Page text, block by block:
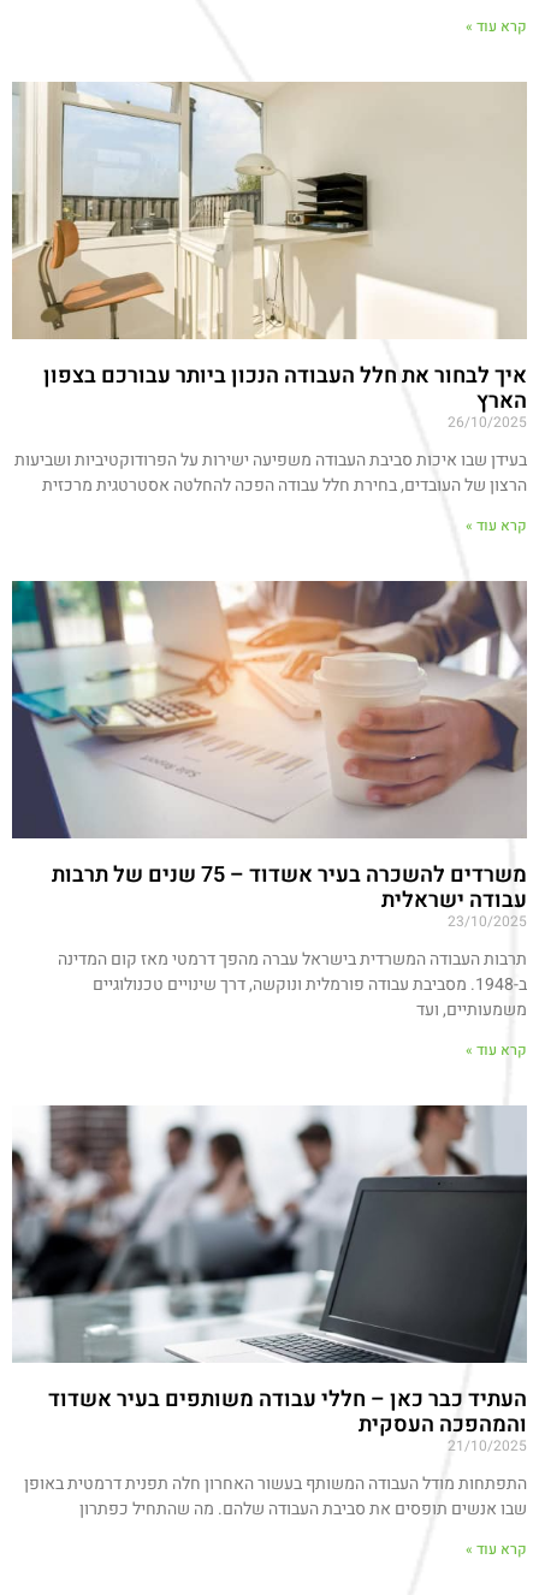
קרא עוד »
איך לבחור את חלל העבודה הנכון ביותר עבורכם בצפון
הארץ
26/10/2025
בעידן שבו איכות סביבת העבודה משפיעה ישירות על הפרודוקטיביות ושביעות
הרצון של העובדים, בחירת חלל עבודה הפכה להחלטה אסטרטגית מרכזית
קרא עוד »
משרדים להשכרה בעיר אשדוד – 75 שנים של תרבות
עבודה ישראלית
23/10/2025
תרבות העבודה המשרדית בישראל עברה מהפך דרמטי מאז קום המדינה
ב-1948. מסביבת עבודה פורמלית ונוקשה, דרך שינויים טכנולוגיים
משמעותיים, ועד
קרא עוד »
העתיד כבר כאן – חללי עבודה משותפים בעיר אשדוד
והמהפכה העסקית
21/10/2025
התפתחות מודל העבודה המשותף בעשור האחרון חלה תפנית דרמטית באופן
שבו אנשים תופסים את סביבת העבודה שלהם. מה שהתחיל כפתרון
קרא עוד »